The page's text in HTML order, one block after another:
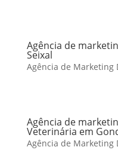
Agência de
Seixal
Agência de Marketing
Agência de
Veterinária em
Agência de Marketing